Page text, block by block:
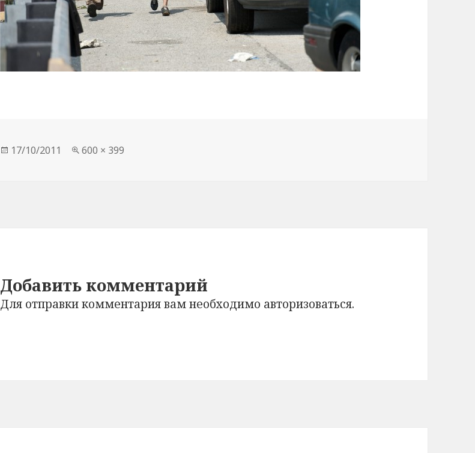
Опубликовано
17/10/2011
Полный
600 × 399
Добавить комментарий
Для отправки комментария вам необходимо авторизоваться.